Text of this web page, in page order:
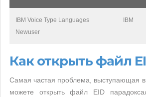
IBM Voice Type Languages
Newuser
IBM
Как открыть файл
Самая частая проблема, выступающая
можете открыть файл EID